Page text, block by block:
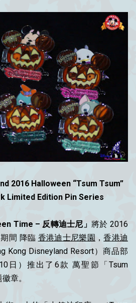
2016 Halloween “Tsum Tsum”
Limited Edition Pin Series
Time – 反轉迪士尼」 將於 2016
間 降臨 香港迪士尼樂園 ，香港迪
Kong Disneyland Resort）商品部
日）推出了6款 萬聖節「Tsum
章。